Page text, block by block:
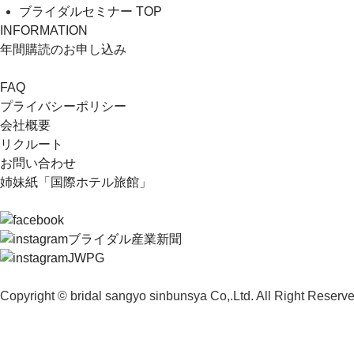
ブライダルセミナー TOP
INFORMATION
年間購読のお申し込み
FAQ
プライバシーポリシー
会社概要
リクルート
お問い合わせ
姉妹紙「国際ホテル旅館」
ブライダル産業新聞
JWPG
Copyright © bridal sangyo sinbunsya Co,.Ltd. All Right